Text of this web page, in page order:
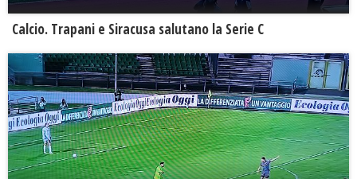
Calcio. Trapani e Siracusa salutano la Serie C